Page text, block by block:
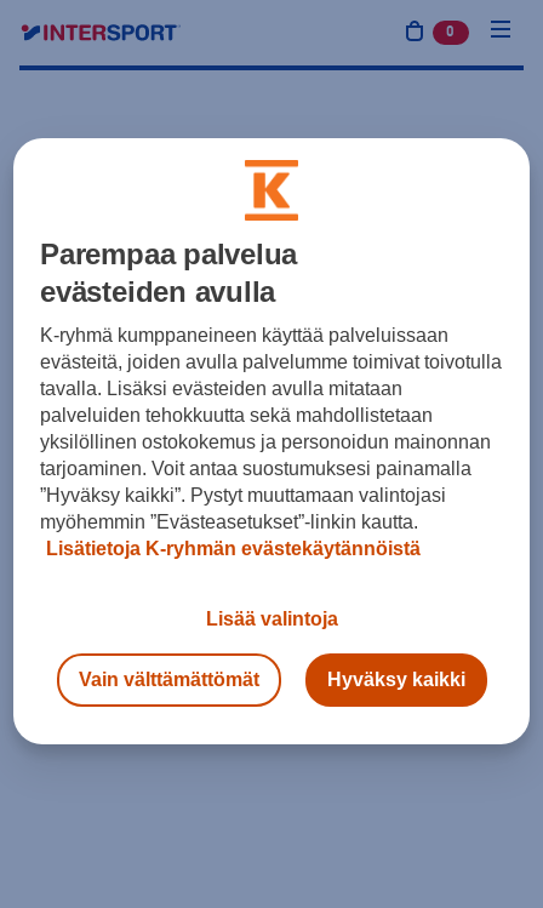
0 tuotetta
Parempaa palvelua
evästeiden avulla
K-ryhmä kumppaneineen käyttää palveluissaan
evästeitä, joiden avulla palvelumme toimivat toivotulla
tavalla. Lisäksi evästeiden avulla mitataan
palveluiden tehokkuutta sekä mahdollistetaan
yksilöllinen ostokokemus ja personoidun mainonnan
tarjoaminen. Voit antaa suostumuksesi painamalla
”Hyväksy kaikki”. Pystyt muuttamaan valintojasi
myöhemmin ”Evästeasetukset”-linkin kautta.
Lisätietoja K-ryhmän evästekäytännöistä
Lisää valintoja
Vain välttämättömät Hyväksy kaikki